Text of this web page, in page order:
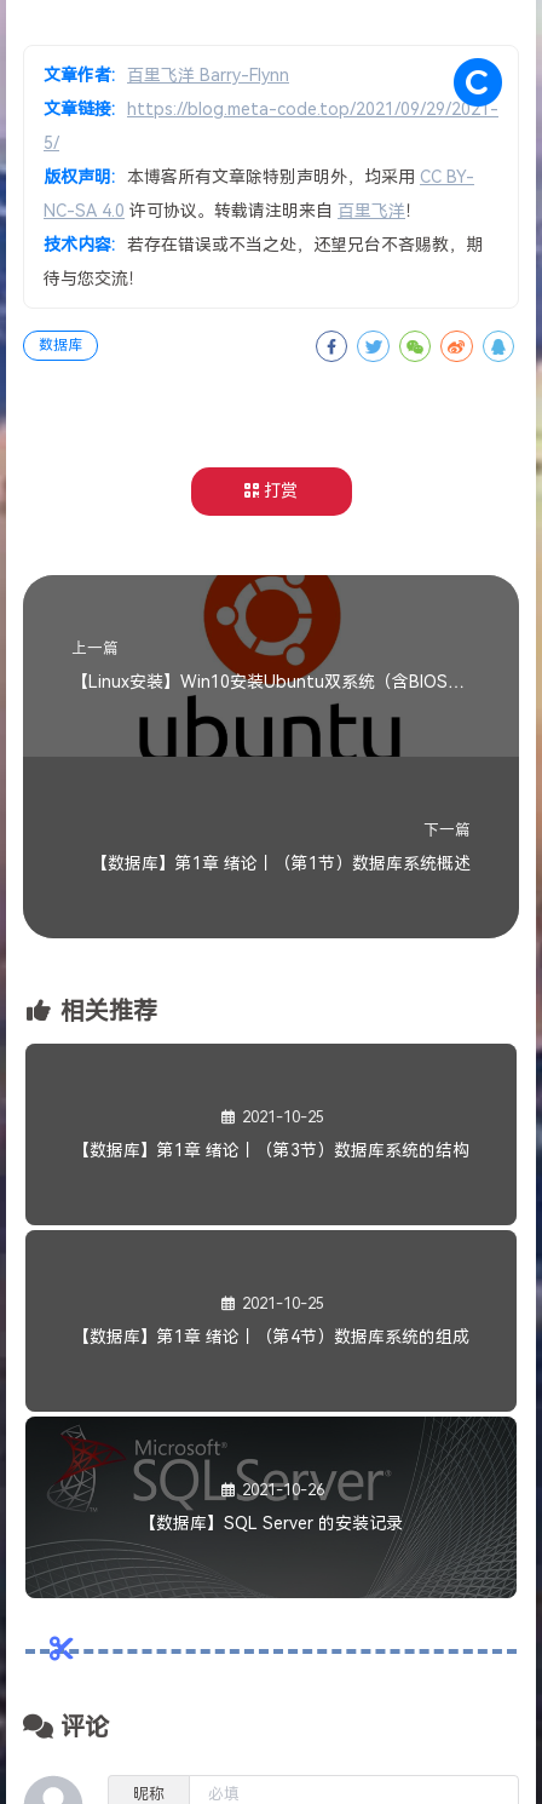
文章作者:
百里飞洋 Barry-Flynn
文章链接:
https://blog.meta-code.top/2021/09/29/2021-
5/
版权声明:
本博客所有文章除特别声明外，均采用 CC BY-
NC-SA 4.0 许可协议。转载请注明来自 百里飞洋！
技术内容:
若存在错误或不当之处，还望兄台不吝赐教，期
待与您交流！
数据库
打赏
上一篇
下一篇
【数据库】第1章 绪论丨（第1节）数据库系统概述
相关推荐
2021-10-25
【数据库】第1章 绪论丨（第3节）数据库系统的结构
2021-10-25
【数据库】第1章 绪论丨（第4节）数据库系统的组成
2021-10-26
【数据库】SQL Server 的安装记录
评论
昵称